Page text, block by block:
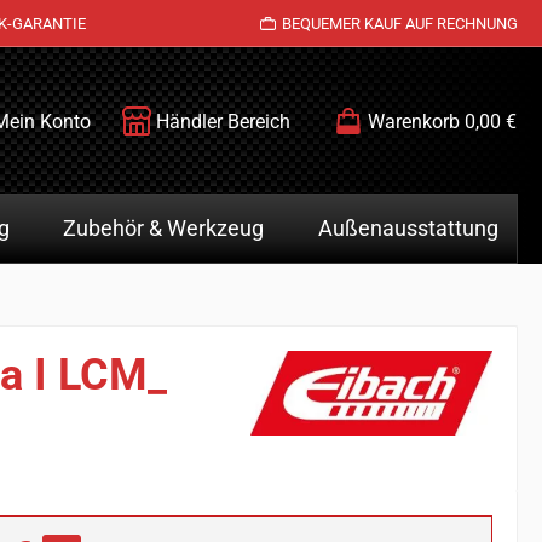
GARANTIE BEQUEMER KAUF AUF RECHNUNG
Konto Händler Bereich Warenkorb 0,00 €
Zubehör & Werkzeug Außenausstattung
LCM_